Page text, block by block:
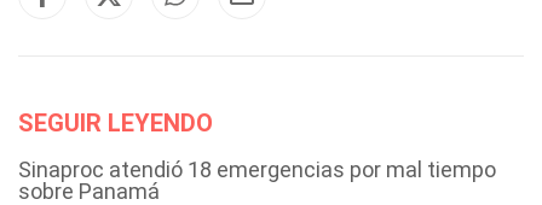
SEGUIR LEYENDO
Sinaproc atendió 18 emergencias por mal tiempo
sobre Panamá